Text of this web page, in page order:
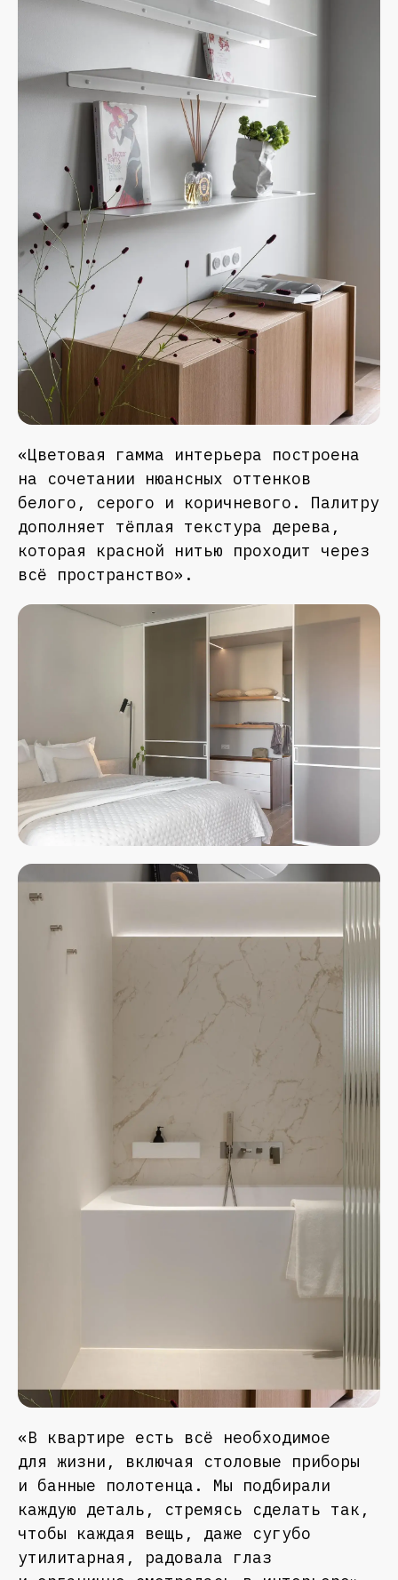
«Цветовая гамма интерьера построена
на сочетании нюансных оттенков
белого, серого и коричневого. Палитру
дополняет тёплая текстура дерева,
которая красной нитью проходит через
всё пространство».
«В квартире есть всё необходимое
для жизни, включая столовые приборы
и банные полотенца. Мы подбирали
каждую деталь, стремясь сделать так,
чтобы каждая вещь, даже сугубо
утилитарная, радовала глаз